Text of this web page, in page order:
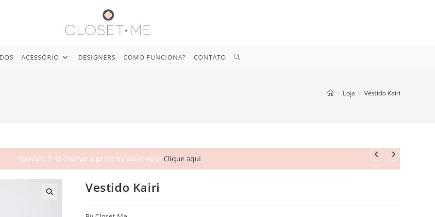
ACESSÓRIO DESIGNERS COMO FUNCIONA? CONTATO ALTERNAR
> Loja > Vestido Kairi
Dúvidas? É só chamar a gente no WhatsApp! Clique aqui
Vestido Kairi